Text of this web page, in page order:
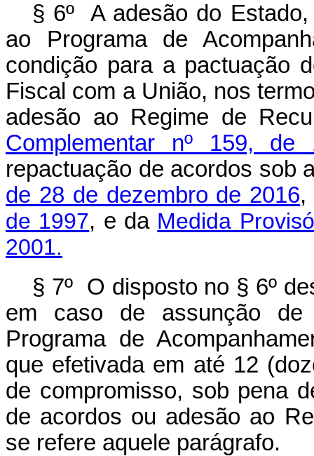
§ 6º A adesão do
ao Programa de
condição para a pactuação
Fiscal com a União, nos
adesão ao Regime de
Complementar nº 159,
repactuação de acordos sob
de 28 de dezembro de 2016
de 1997, e da Medida
2001.
§ 7º O disposto no § 6º
em caso de assunção de
Programa de
que efetivada em até 12
de compromisso, sob pena
de acordos ou adesão ao
se refere aquele parágrafo.